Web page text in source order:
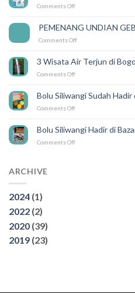
Comments Offon
Karena
ada
DELIVERY
PEMENANG UNDIAN
Comments Offon
GEBYAR
3 Wisata Air Terjun di
Comments Offon
Air
Terjun
Bogor,
Wajib
di
Bolu Siliwangi Sudah Hadir
Comments Offon
Sudah
Hadir
Bolu Siliwangi Hadir di
Comments Offon
ARCHIVE
2024 (1)
2022 (2)
2020 (39)
2019 (23)